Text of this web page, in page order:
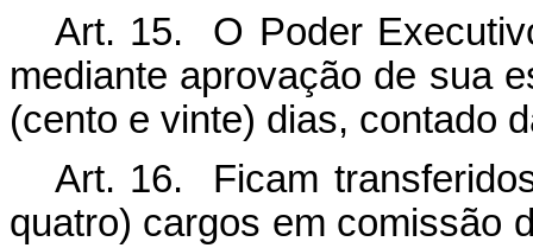
Art. 15. O Poder
mediante aprovação de sua
(cento e vinte) dias, contado
Art. 16. Ficam
quatro) cargos em comissão